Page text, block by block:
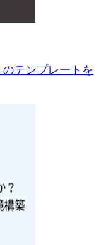
のテンプレートを